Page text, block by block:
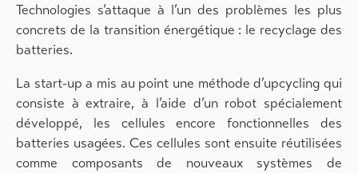
Technologies s’attaque à l’un des problèmes les plus
concrets de la transition énergétique : le recyclage des
batteries.
La start-up a mis au point une méthode d’upcycling qui
consiste à extraire, à l’aide d’un robot spécialement
développé, les cellules encore fonctionnelles des
batteries usagées. Ces cellules sont ensuite réutilisées
comme composants de nouveaux systèmes de